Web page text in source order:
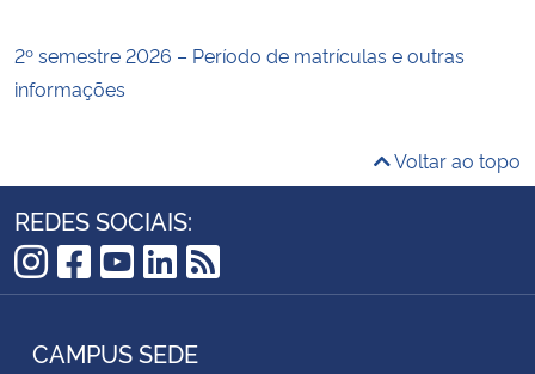
2º semestre 2026 – Período de matrículas e outras
informações
Voltar ao topo
REDES SOCIAIS:
Instagram
Facebook
YouTube
LinkedIn
RSS
CAMPUS SEDE